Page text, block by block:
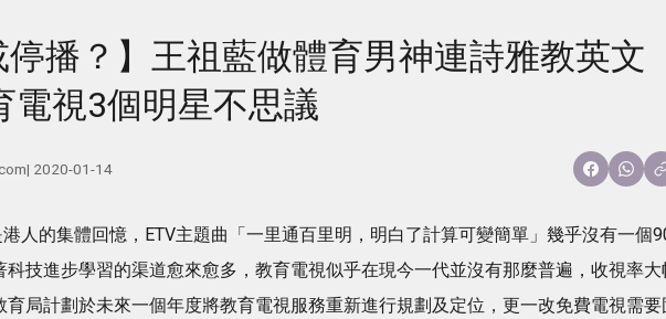
停播？】王祖藍做體育男神連詩雅教英文
電視3個明星不思議
| 2020-01-14
人的集體回憶，ETV主題曲「一里通百里明，明白了計算可變簡單」幾乎沒有一個
科技進步學習的渠道愈來愈多，教育電視似乎在現今一代並沒有那麼普遍，收視率大
育局計劃於未來一個年度將教育電視服務重新進行規劃及定位，更一改免費電視需要